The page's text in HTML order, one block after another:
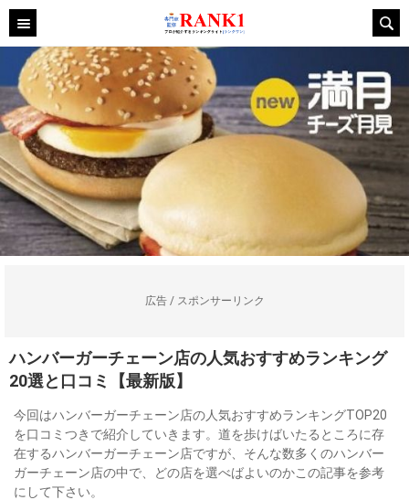
広告 / スポンサーリンク
ハンバーガーチェーン店の人気おすすめランキング
20選と口コミ【最新版】
今回はハンバーガーチェーン店の人気おすすめランキングTOP20
を口コミつきで紹介していきます。道を歩けばいたるところに存
在するハンバーガーチェーン店ですが、そんな数多くのハンバー
ガーチェーン店の中で、どの店を選べばよいのかこの記事を参考
にして下さい。